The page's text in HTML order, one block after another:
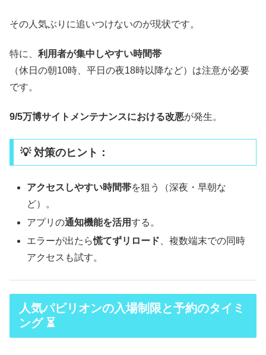
その人気ぶりに追いつけないのが現状です。
特に、 利用者が集中しやすい時間帯
（休日の朝10時、平日の夜18時以降など）は注意が必要
です。
9/5万博サイトメンテナンスにおける改悪が発生。
💡 対策のヒント：
アクセスしやすい時間帯を狙う（深夜・早朝な
ど）。
アプリの通知機能を活用する。
エラーが出たら慌てずリロード 、複数端末での同時
アクセスも試す。
人気パビリオンの入場制限と予約のタイミ
ング ⏳